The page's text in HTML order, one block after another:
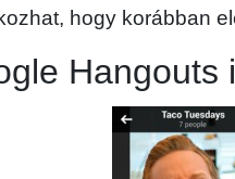
hogy korábban
Hangouts